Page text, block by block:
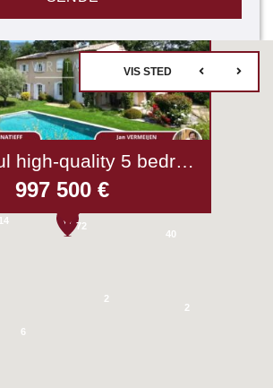
6
72
40
14
2
2
2
Beautiful high-quality 5 bedroom villa - Seillans
997 500 €
VIS STED